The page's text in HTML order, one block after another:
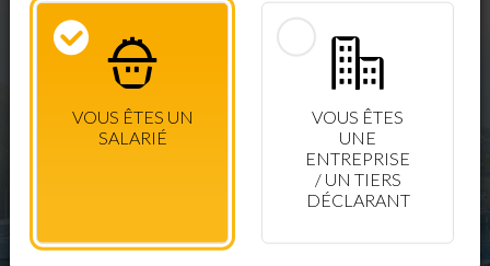
ESPACE SÉCURISÉ
CONSULTEZ VOS DROITS EN TEMPS RÉEL
CONNEXION SALARIÉ + D'INFOS
VOUS ÊTES UN
SALARIÉ
VOUS ÊTES
UNE
ENTREPRISE
/ UN TIERS
DÉCLARANT